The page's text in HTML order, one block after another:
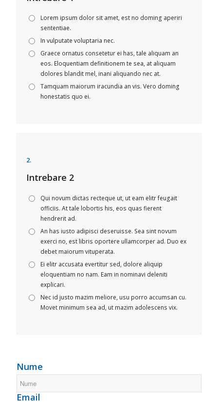
Lorem ipsum dolor sit amet, est no doming aperiri
sententiae.
In vulputate voluptaria nec.
Graece ornatus consetetur ei has, tale aliquam an
eos. Eloquentiam definitionem te sea, at aliquam
dolores blandit mel, inani aliquando nec at.
Tamquam maiorum iracundia an vis. Vero doming
honestatis quo ei.
2.
Intrebare 2
Qui novum dictas recteque ut, ut eam elitr feugait
officiis. At tale lobortis his, eos quas fierent
hendrerit ad.
An has iusto adipisci deseruisse. Sea sint novum
exerci no, est libris oportere ullamcorper ad. Duo ex
debet maiorum vituperata.
Ei elitr accusata evertitur sed, dolore aliquip
eloquentiam no nam. Eam in nominavi deleniti
explicari.
Nec id justo mazim meliore, usu porro accumsan cu.
Movet minimum sea ad, ut mazim adolescens vix.
Nume
Email